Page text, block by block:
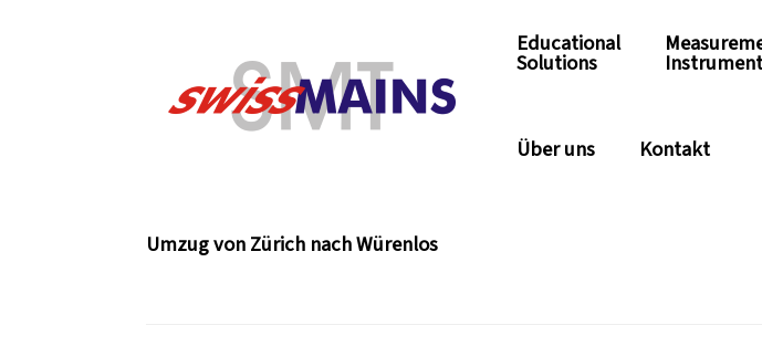
Educational
Solutions
Über uns Kontakt
Umzug von Zürich nach Würenlos